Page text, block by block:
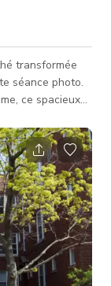
transformée
séance photo.
ce spacieux
et une salle de
Avec beaucoup
offrent une vue
: mini-réfrigér